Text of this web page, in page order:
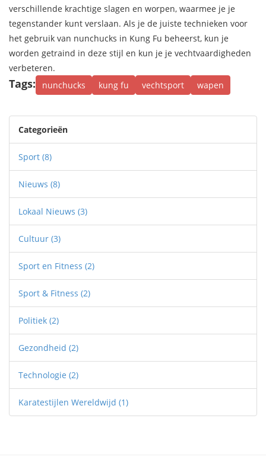
verschillende krachtige slagen en worpen, waarmee je je
tegenstander kunt verslaan. Als je de juiste technieken voor
het gebruik van nunchucks in Kung Fu beheerst, kun je
worden getraind in deze stijl en kun je je vechtvaardigheden
verbeteren.
Tags: nunchucks kung fu vechtsport wapen
Categorieën
Sport (8)
Nieuws (8)
Lokaal Nieuws (3)
Cultuur (3)
Sport en Fitness (2)
Sport & Fitness (2)
Politiek (2)
Gezondheid (2)
Technologie (2)
Karatestijlen Wereldwijd (1)